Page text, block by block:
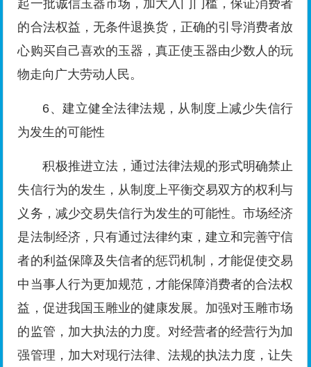
起一批诚信玉器市场，加大入门门槛，保证消费者
的合法权益，无条件退换货，正确的引导消费者放
心购买自己喜欢的玉器，真正使玉器由少数人的玩
物走向广大劳动人民。
6、建立健全法律法规，从制度上减少失信行
为发生的可能性
积极推进立法，通过法律法规的形式明确禁止
失信行为的发生，从制度上平衡交易双方的权利与
义务，减少交易失信行为发生的可能性。市场经济
是法制经济，只有通过法律约束，建立和完善守信
者的利益保障及失信者的惩罚机制，才能促使交易
中当事人行为更加规范，才能保障消费者的合法权
益，促进我国玉雕业的健康发展。加强对玉雕市场
的监管，加大执法的力度。对经营者的经营行为加
强管理，加大对现行法律、法规的执法力度，让失